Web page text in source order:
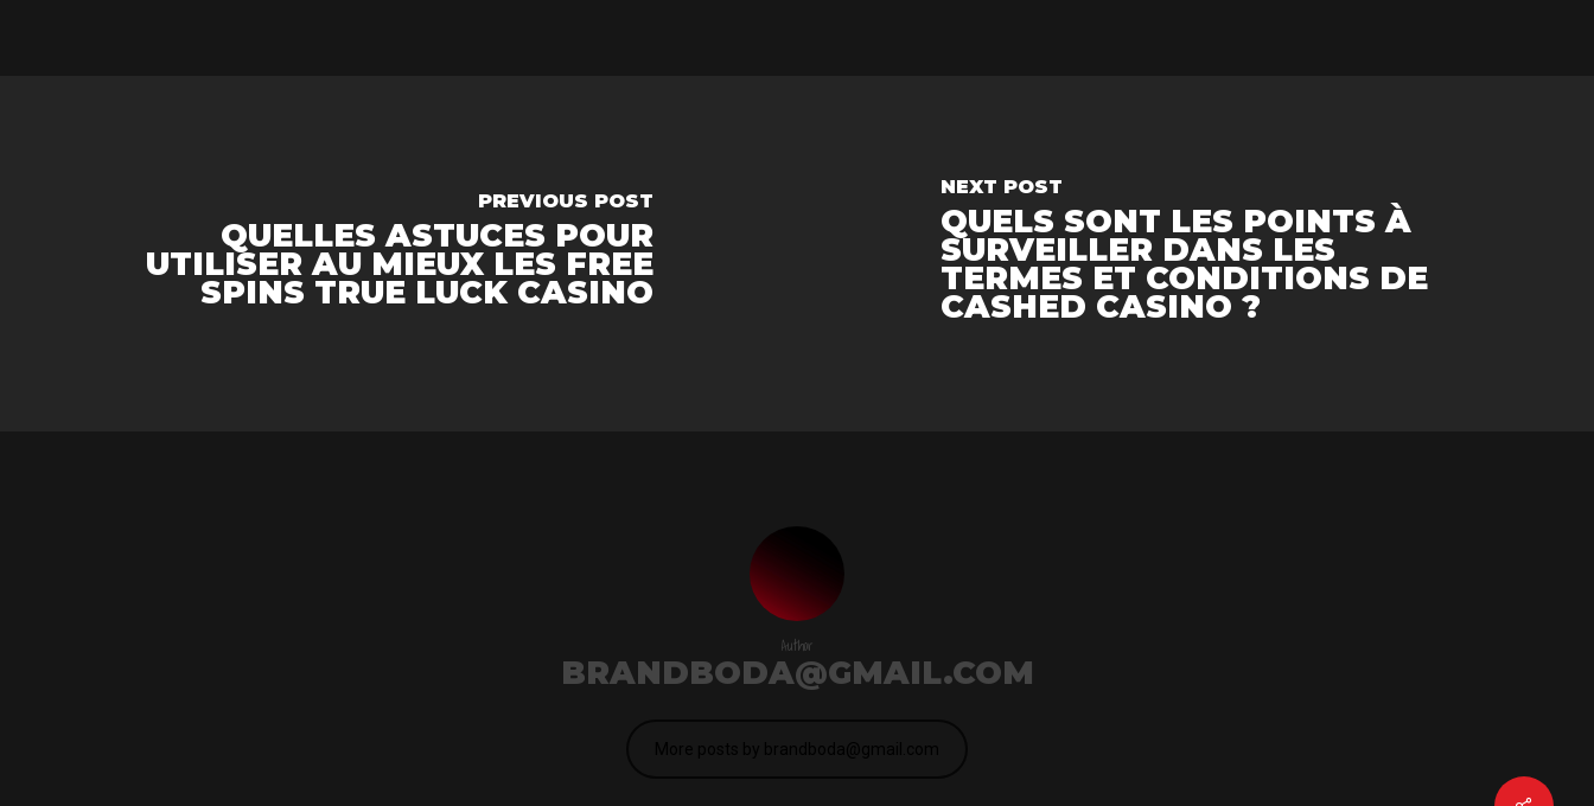
PREVIOUS POST
QUELLES ASTUCES POUR
UTILISER AU MIEUX LES FREE
SPINS TRUE LUCK CASINO
NEXT POST
QUELS SONT LES POINTS À
SURVEILLER DANS LES
TERMES ET CONDITIONS DE
CASHED CASINO ?
Author
BRANDBODA@GMAIL.COM